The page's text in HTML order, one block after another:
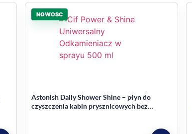
NOWOSC
Astonish Daily Shower Shine – płyn do
czyszczenia kabin prysznicowych bez